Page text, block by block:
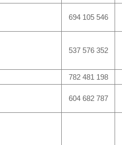
694 105 546
537 576 352
782 481 198
604 682 787